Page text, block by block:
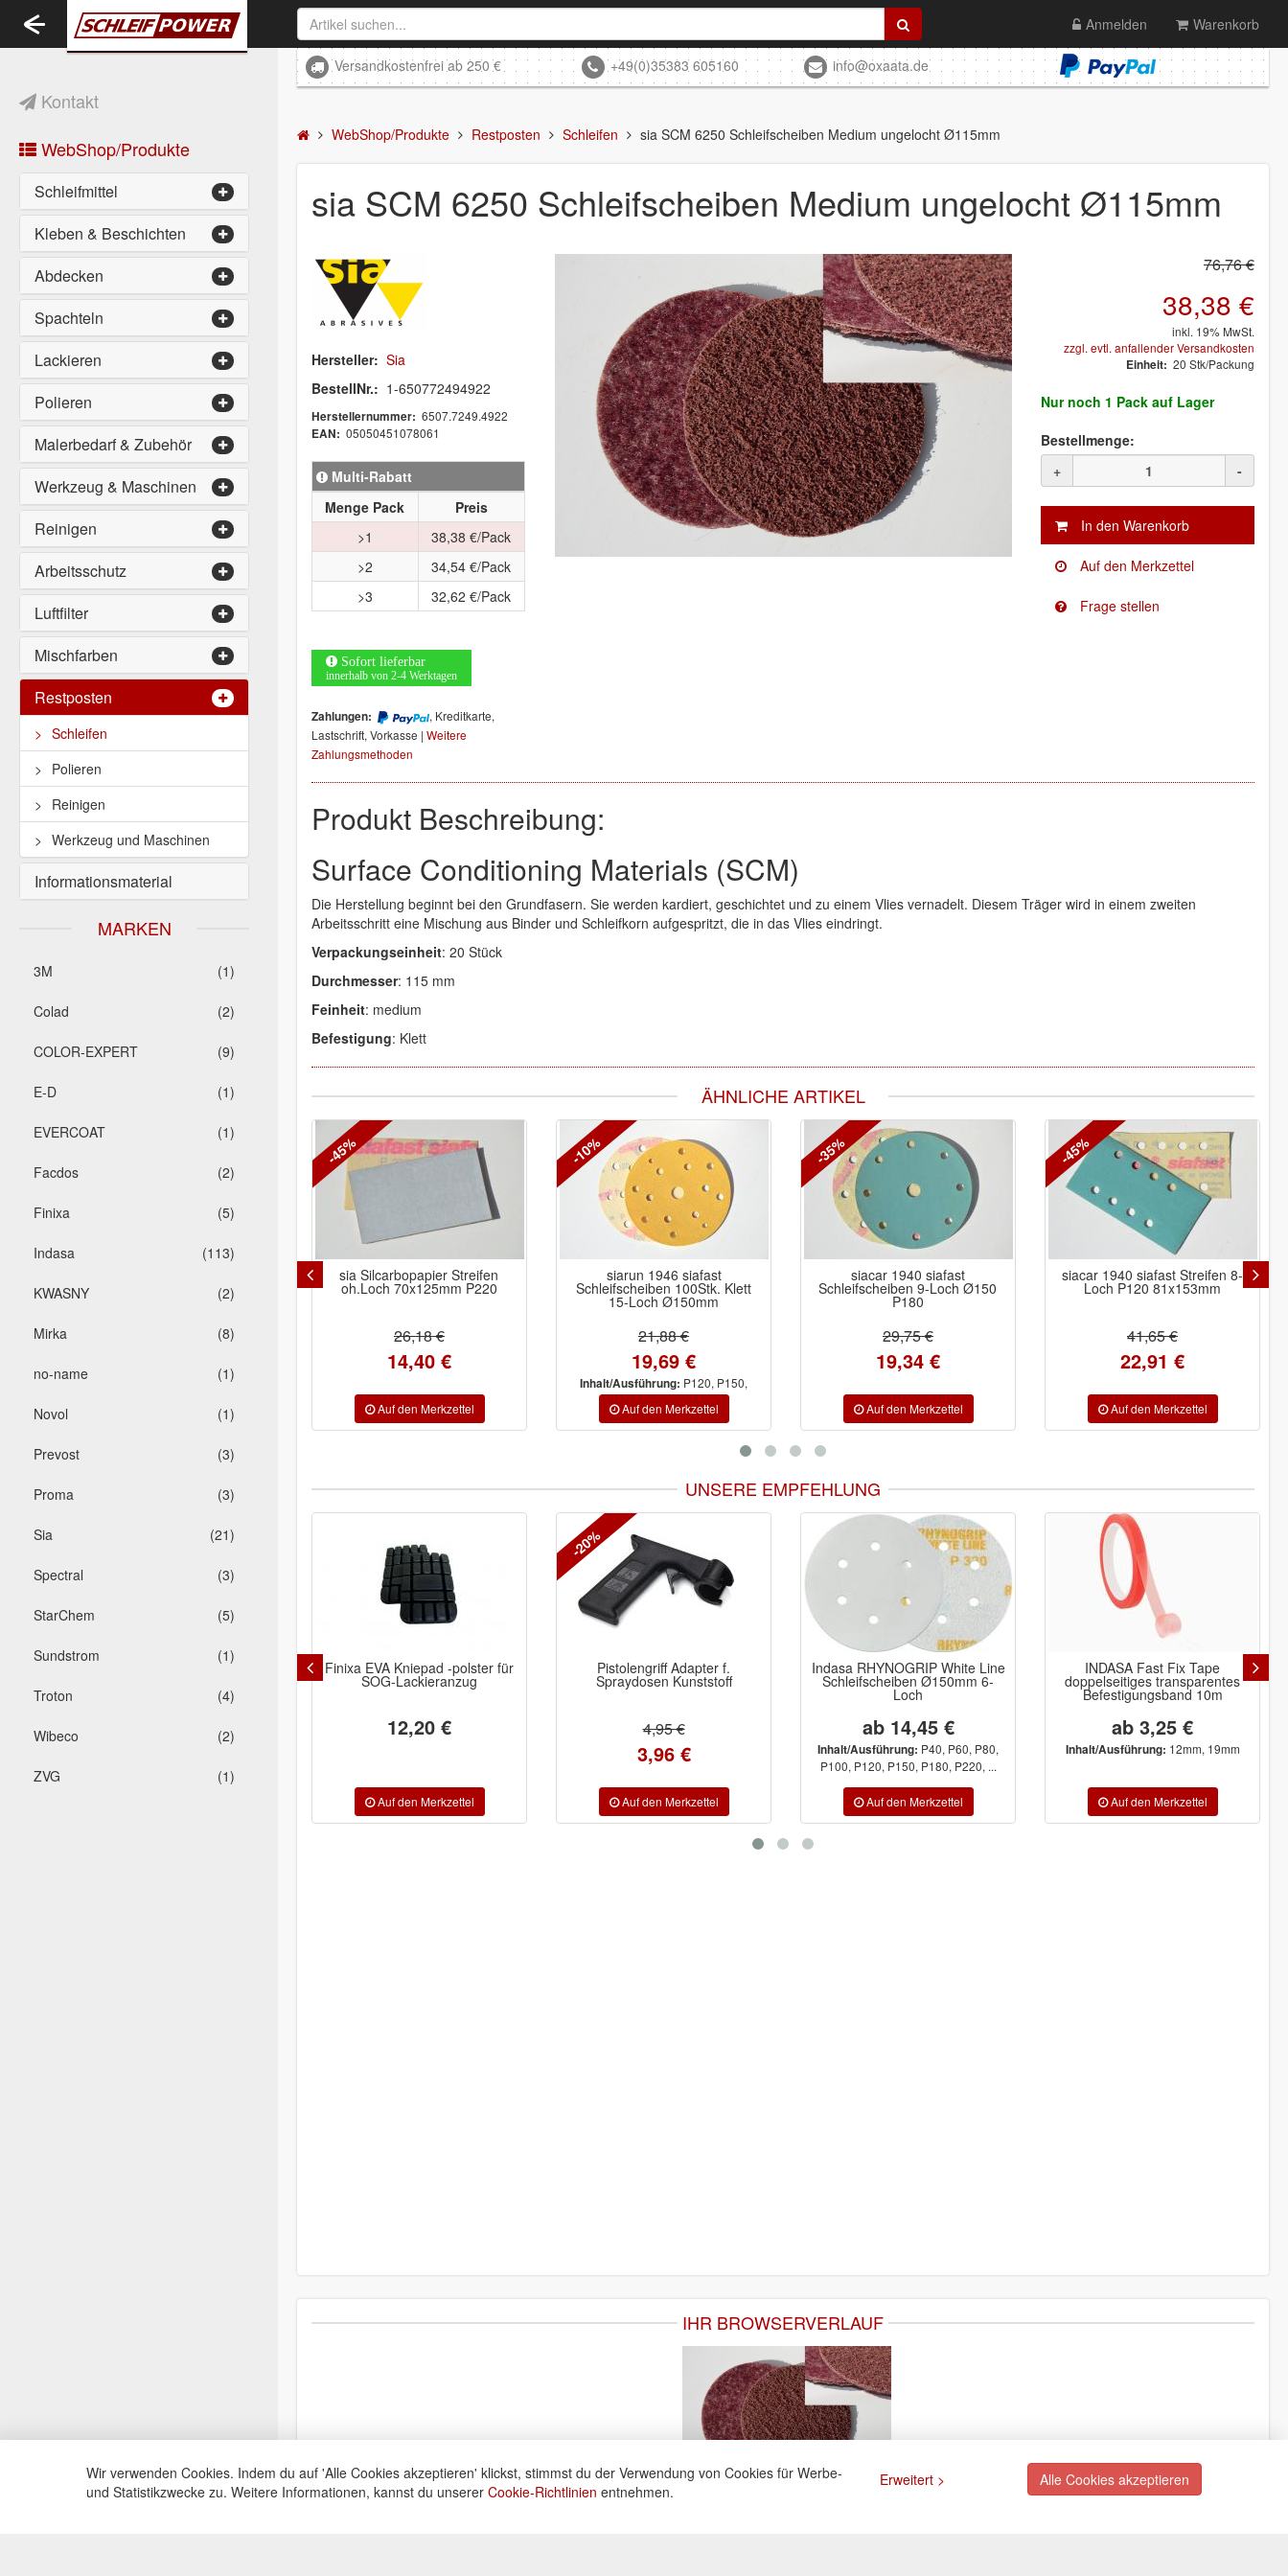
Kontakt
WebShop/Produkte
Schleifmittel
Kleben & Beschichten
Abdecken
Spachteln
Lackieren
Polieren
Malerbedarf & Zubehör
Werkzeug & Maschinen
Reinigen
Arbeitsschutz
Luftfilter
Mischfarben
Restposten
Schleifen
Polieren
Reinigen
Werkzeug und Maschinen
Informationsmaterial
MARKEN
(1)
3M
(2)
Colad
(9)
COLOR-EXPERT
(1)
E-D
(1)
EVERCOAT
(2)
Facdos
(5)
Finixa
(113)
Indasa
(2)
KWASNY
(8)
Mirka
(1)
no-name
(1)
Novol
(3)
Prevost
(3)
Proma
(21)
Sia
(3)
Spectral
(5)
StarChem
(1)
Sundstrom
(4)
Troton
(2)
Wibeco
(1)
ZVG
Toggle
navigation
Anmelden Warenkorb
Versandkostenfrei ab 250 € +49(0)35383 605160 info@oxaata.de
WebShop/Produkte Restposten Schleifen sia SCM 6250 Schleifscheiben Medium ungelocht Ø115mm
sia SCM 6250 Schleifscheiben Medium ungelocht Ø115mm
Hersteller: Sia
BestellNr.: 1-650772494922
Herstellernummer: 6507.7249.4922
EAN: 05050451078061
Multi-Rabatt
Menge Pack
Preis
>1
38,38 €/Pack
>2
34,54 €/Pack
>3
32,62 €/Pack
Sofort lieferbar
innerhalb von 2-4 Werktagen
Zahlungen:
, Kreditkarte,
Lastschrift, Vorkasse | Weitere
Zahlungsmethoden
76,76 €
38,38 €
inkl. 19% MwSt.
zzgl. evtl. anfallender Versandkosten
Einheit: 20 Stk/Packung
Nur noch 1 Packauf Lager
Bestellmenge:
+
-
Produkt Beschreibung:
Surface Conditioning Materials (SCM)
Die Herstellung beginnt bei den Grundfasern. Sie werden kardiert, geschichtet und zu einem Vlies vernadelt. Diesem Träger wird in einem zweiten
Arbeitsschritt eine Mischung aus Binder und Schleifkorn aufgespritzt, die in das Vlies eindringt.
Verpackungseinheit: 20 Stück
Durchmesser: 115 mm
Feinheit: medium
Befestigung: Klett
ÄHNLICHE ARTIKEL
sia Silcarbopapier Streifen
oh.Loch 70x125mm P220
26,18 €
14,40 €
-45%
siarun 1946 siafast
Schleifscheiben 100Stk. Klett
15-Loch Ø150mm
21,88 €
19,69 €
Inhalt/Ausführung: P120, P150,
P400
-10%
siacar 1940 siafast
Schleifscheiben 9-Loch Ø150
P180
29,75 €
19,34 €
-35%
siacar 1940 siafast Streifen 8-
Loch P120 81x153mm
41,65 €
22,91 €
-45%
UNSERE EMPFEHLUNG
Finixa EVA Kniepad -polster für
12,20 €
Pistolengriff Adapter f.
Spraydosen Kunststoff
4,95 €
Indasa RHYNOGRIP White Line
Schleifscheiben Ø150mm 6-
ab 14,45 €
Inhalt/Ausführung:
P100, P120, P150, P180, P220, ...
INDASA Fast Fix Tape
doppelseitiges transparentes
Befestigungsband 10m
ab 3,25 €
Inhalt/Ausführung:12mm, 19mm
INDASA Staubsauger LE30
1200W 30Ltr. selbstreinigend
654,50 €
549,78 €
-16%
IHR BROWSERVERLAUF
Wir verwenden Cookies. Indem du auf 'Alle Cookies akzeptieren' klickst, stimmst du der Verwendung von Cookies für Werbe-
und Statistikzwecke zu. Weitere Informationen, kannst du unserer Cookie-Richtlinien entnehmen.
Erweitert > Alle Cookies akzeptieren